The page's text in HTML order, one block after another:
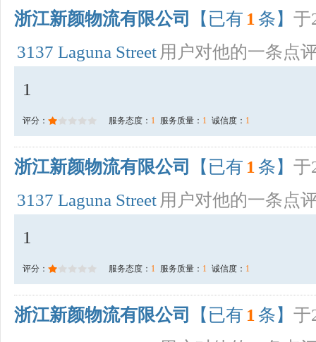
浙江新颜物流有限公司 【已有 1 条】 于
3137 Laguna Street 用户对他的一条点
1
评分： 服务态度： 1 服务质量： 1 诚信度： 1
浙江新颜物流有限公司 【已有 1 条】 于
3137 Laguna Street 用户对他的一条点
1
评分： 服务态度： 1 服务质量： 1 诚信度： 1
浙江新颜物流有限公司 【已有 1 条】 于